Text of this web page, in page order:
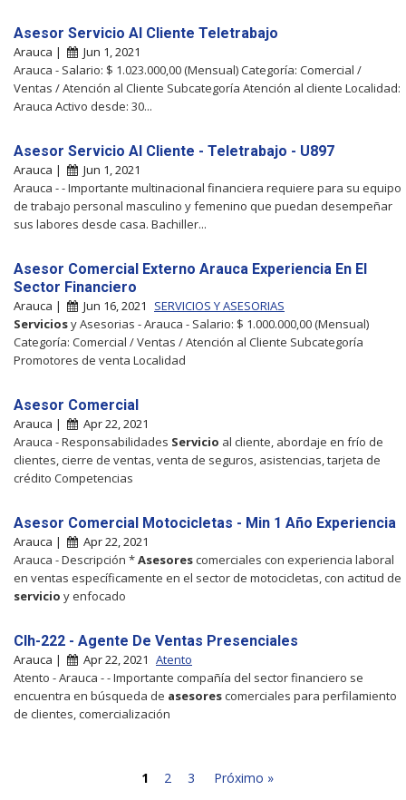
Asesor Servicio Al Cliente Teletrabajo
Arauca |
Jun 1, 2021
Arauca - Salario: $ 1.023.000,00 (Mensual) Categoría: Comercial /
Ventas / Atención al Cliente Subcategoría Atención al cliente Localidad:
Arauca Activo desde: 30...
Asesor Servicio Al Cliente - Teletrabajo - U897
Arauca |
Jun 1, 2021
Arauca - - Importante multinacional financiera requiere para su equipo
de trabajo personal masculino y femenino que puedan desempeñar
sus labores desde casa. Bachiller...
Asesor Comercial Externo Arauca Experiencia En El
Sector Financiero
Arauca | Jun 16, 2021
SERVICIOS Y ASESORIAS
Serviciosy Asesorias - Arauca - Salario: $ 1.000.000,00 (Mensual)
Categoría: Comercial / Ventas / Atención al Cliente Subcategoría
Promotores de venta Localidad
Asesor Comercial
Arauca |
Apr 22, 2021
Arauca - Responsabilidades Servicio al cliente, abordaje en frío de
clientes, cierre de ventas, venta de seguros, asistencias, tarjeta de
crédito Competencias
Asesor Comercial Motocicletas - Min 1 Año Experiencia
Arauca |
Apr 22, 2021
Arauca - Descripción *Asesorescomerciales con experiencia laboral
en ventas específicamente en el sector de motocicletas, con actitud de
servicio y enfocado
Clh-222 - Agente De Ventas Presenciales
Arauca | Apr 22, 2021 Atento
Atento - Arauca - - Importante compañía del sector financiero se
encuentra en búsqueda de asesorescomerciales para perfilamiento
de clientes, comercialización
1 2 3 Próximo »